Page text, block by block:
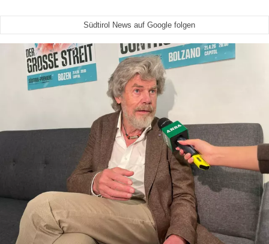
Südtirol News auf Google folgen